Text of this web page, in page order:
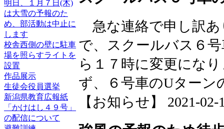
明日、１月７日(木)
は大雪の予報のた
め、部活動は中止に
します
校舎西側の壁に駐車
場を照らすライトを
設置
作品展示
生徒会役員選挙
新潟県教育広報紙
「かけはし４９号」
の配信について
急な連絡で申し訳あ
で、スクールバス６
ら１７時に変更にな
ず、６号車のUターン
【お知らせ】 2021-02-